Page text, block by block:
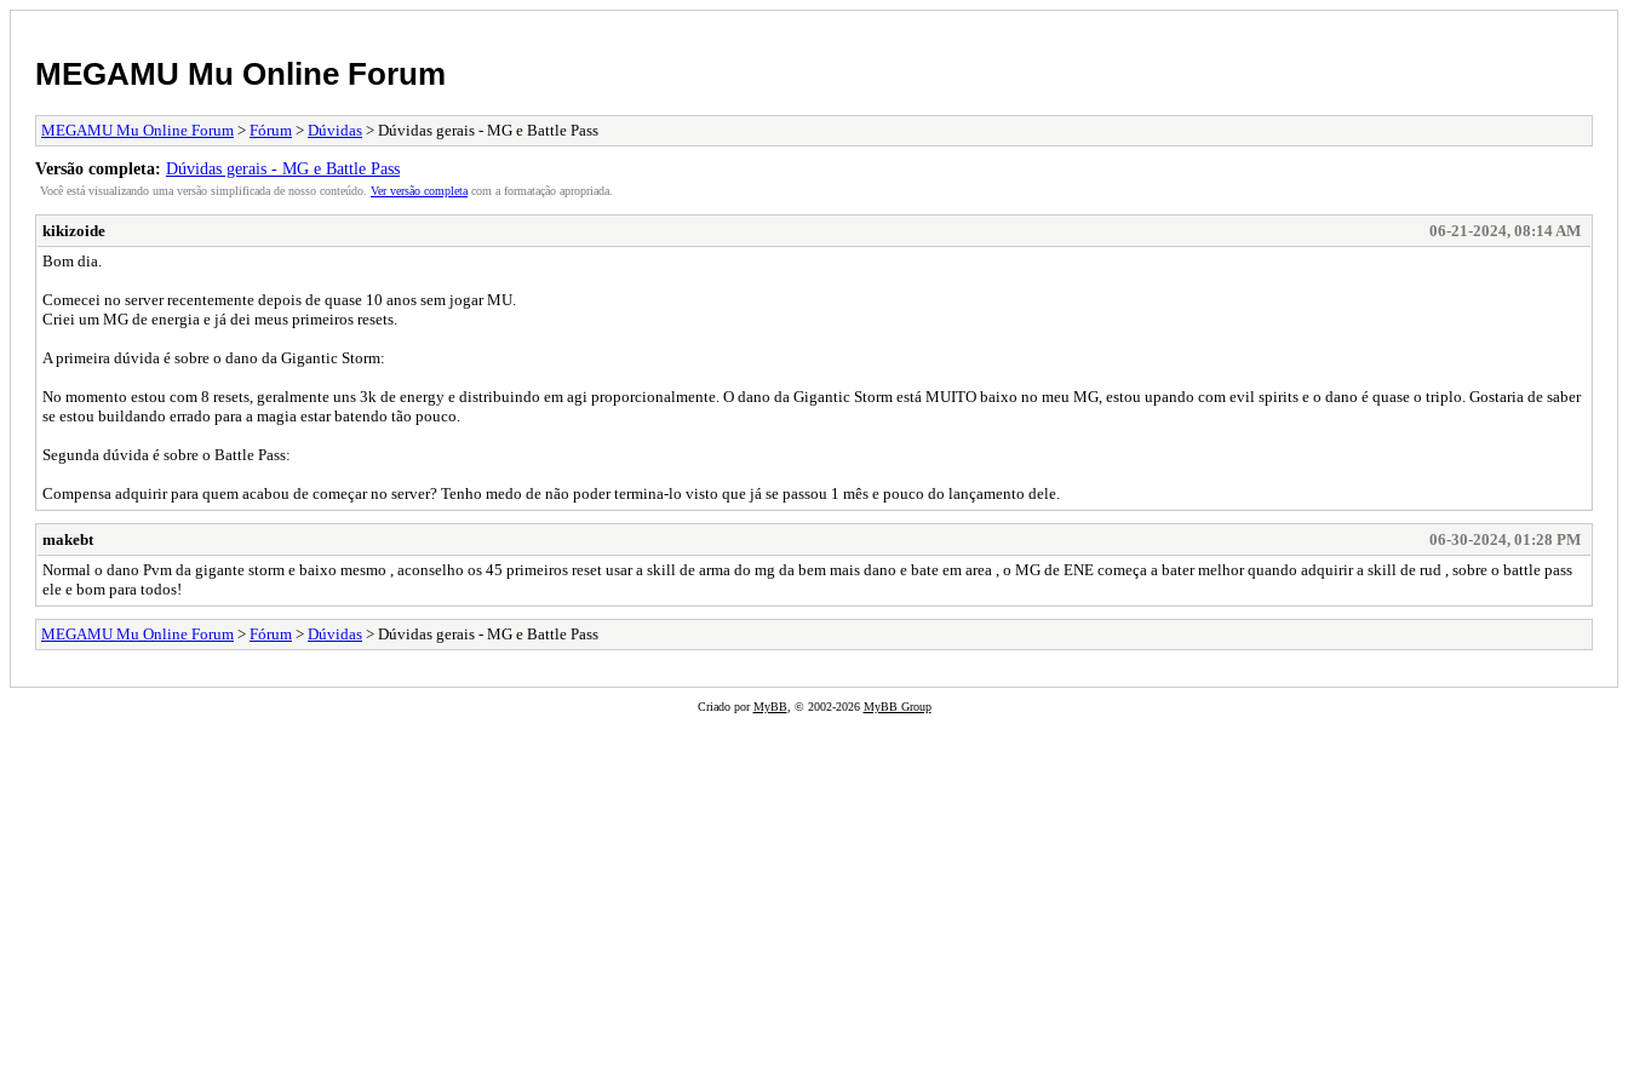
MEGAMU Mu Online Forum
MEGAMU Mu Online Forum > Fórum > Dúvidas > Dúvidas gerais - MG e Battle Pass
Versão completa: Dúvidas gerais - MG e Battle Pass
Você está visualizando uma versão simplificada de nosso conteúdo. Ver versão completa com a formatação apropriada.
kikizoide
06-21-2024, 08:14 AM
Bom dia.
Comecei no server recentemente depois de quase 10 anos sem jogar MU.
Criei um MG de energia e já dei meus primeiros resets.
A primeira dúvida é sobre o dano da Gigantic Storm:
No momento estou com 8 resets, geralmente uns 3k de energy e distribuindo em agi proporcionalmente. O dano da Gigantic Storm está MUITO baixo no meu MG, estou upando com evil spirits e o dano é quase o triplo. Gostaria de saber
se estou buildando errado para a magia estar batendo tão pouco.
Segunda dúvida é sobre o Battle Pass:
Compensa adquirir para quem acabou de começar no server? Tenho medo de não poder termina-lo visto que já se passou 1 mês e pouco do lançamento dele.
makebt
06-30-2024, 01:28 PM
Normal o dano Pvm da gigante storm e baixo mesmo , aconselho os 45 primeiros reset usar a skill de arma do mg da bem mais dano e bate em area , o MG de ENE começa a bater melhor quando adquirir a skill de rud , sobre o battle pass
ele e bom para todos!
MEGAMU Mu Online Forum > Fórum > Dúvidas > Dúvidas gerais - MG e Battle Pass
Criado porMyBB, © 2002-2026 MyBB Group